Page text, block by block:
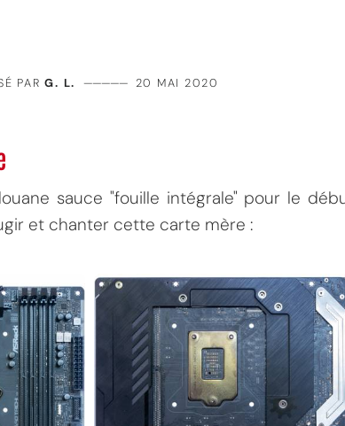
PARG. L. ————— 20 MAI 2020
sauce "fouille intégrale" pour le
et chanter cette carte mère :